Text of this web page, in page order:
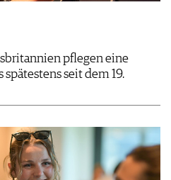
pflegen eine
seit dem 19.